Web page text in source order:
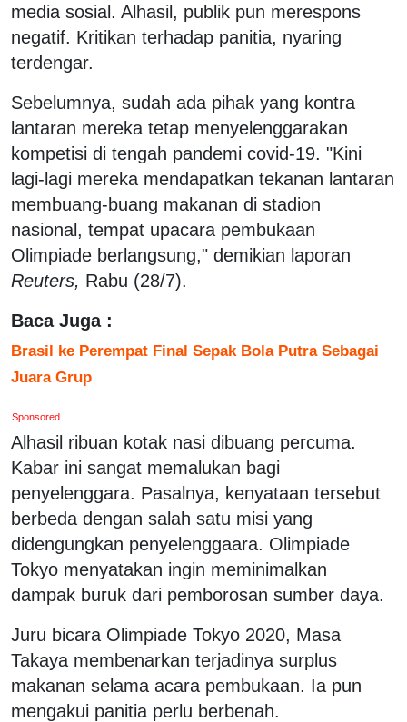
media sosial. Alhasil, publik pun merespons
negatif. Kritikan terhadap panitia, nyaring
terdengar.
Sebelumnya, sudah ada pihak yang kontra
lantaran mereka tetap menyelenggarakan
kompetisi di tengah pandemi covid-19. "Kini
lagi-lagi mereka mendapatkan tekanan lantaran
membuang-buang makanan di stadion
nasional, tempat upacara pembukaan
Olimpiade berlangsung," demikian laporan
Reuters, Rabu (28/7).
Baca Juga :
Brasil ke Perempat Final Sepak Bola Putra Sebagai
Juara Grup
Sponsored
Alhasil ribuan kotak nasi dibuang percuma.
Kabar ini sangat memalukan bagi
penyelenggara. Pasalnya, kenyataan tersebut
berbeda dengan salah satu misi yang
didengungkan penyelenggaara. Olimpiade
Tokyo menyatakan ingin meminimalkan
dampak buruk dari pemborosan sumber daya.
Juru bicara Olimpiade Tokyo 2020, Masa
Takaya membenarkan terjadinya surplus
makanan selama acara pembukaan. Ia pun
mengakui panitia perlu berbenah.